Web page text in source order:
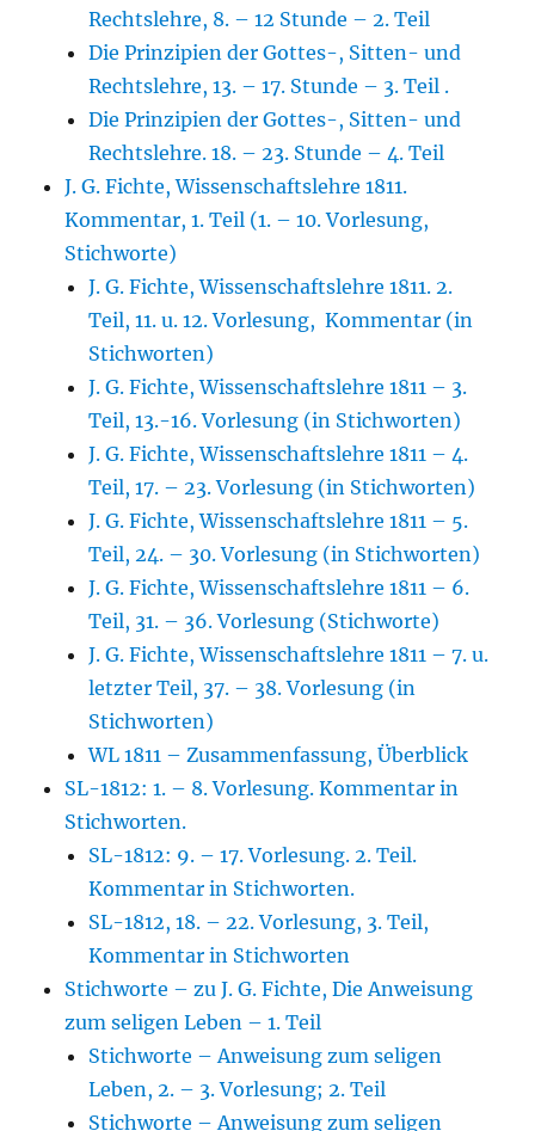
Rechtslehre, 8. – 12 Stunde – 2. Teil
Die Prinzipien der Gottes-, Sitten- und
Rechtslehre, 13. – 17. Stunde – 3. Teil .
Die Prinzipien der Gottes-, Sitten- und
Rechtslehre. 18. – 23. Stunde – 4. Teil
J. G. Fichte, Wissenschaftslehre 1811.
Kommentar, 1. Teil (1. – 10. Vorlesung,
Stichworte)
J. G. Fichte, Wissenschaftslehre 1811. 2.
Teil, 11. u. 12. Vorlesung, Kommentar (in
Stichworten)
J. G. Fichte, Wissenschaftslehre 1811 – 3.
Teil, 13.-16. Vorlesung (in Stichworten)
J. G. Fichte, Wissenschaftslehre 1811 – 4.
Teil, 17. – 23. Vorlesung (in Stichworten)
J. G. Fichte, Wissenschaftslehre 1811 – 5.
Teil, 24. – 30. Vorlesung (in Stichworten)
J. G. Fichte, Wissenschaftslehre 1811 – 6.
Teil, 31. – 36. Vorlesung (Stichworte)
J. G. Fichte, Wissenschaftslehre 1811 – 7. u.
letzter Teil, 37. – 38. Vorlesung (in
Stichworten)
WL 1811 – Zusammenfassung, Überblick
SL-1812: 1. – 8. Vorlesung. Kommentar in
Stichworten.
SL-1812: 9. – 17. Vorlesung. 2. Teil.
Kommentar in Stichworten.
SL-1812, 18. – 22. Vorlesung, 3. Teil,
Kommentar in Stichworten
Stichworte – zu J. G. Fichte, Die Anweisung
zum seligen Leben – 1. Teil
Stichworte – Anweisung zum seligen
Leben, 2. – 3. Vorlesung; 2. Teil
Stichworte – Anweisung zum seligen